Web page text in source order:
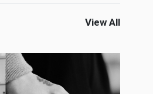
View All